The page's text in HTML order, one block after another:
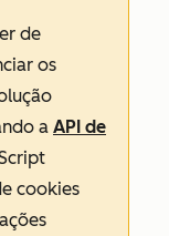
de
os
a API de
cookies